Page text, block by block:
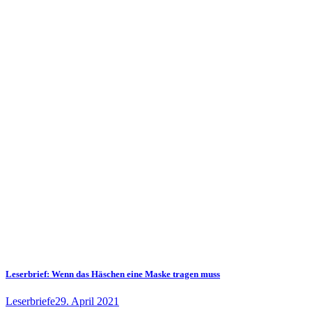
Leserbrief: Wenn das Häschen eine Maske tragen muss
Leserbriefe29. April 2021